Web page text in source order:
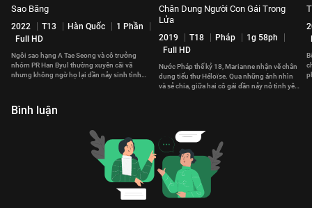
Sao Băng
2022 T13 Hàn Quốc
1 Phần
Full HD
Ngôi sao hạng A Tae Seong và cô trưởng
nhóm PR Han Byul thường xuyên cãi vã
nhưng không ngờ họ lại dần nảy sinh tình
Chân Dung Người Con Gái Trong
Lửa
2019 T18 Pháp
1g 58ph
Full HD
Nước Pháp thế kỷ 18, Marianne nhận vẽ chân
dung tiểu thư Héloïse. Qua những ánh nhìn
và sẻ chia, giữa hai cô gái dần nảy nở tình yêu
Bình luận